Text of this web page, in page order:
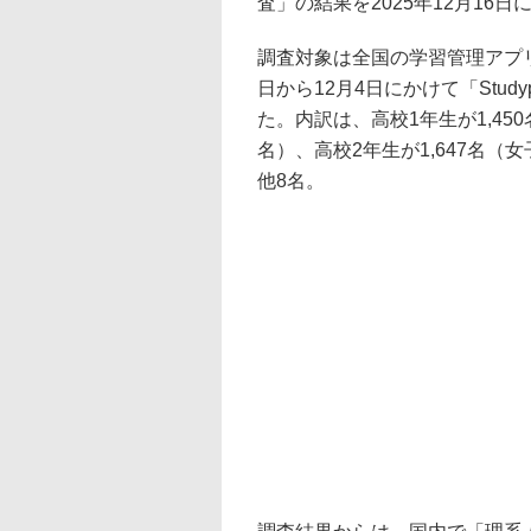
調査対象は全国の学習管理ア
日から12月4日にかけて「
た。内訳は、高校1年生が
名）、高校2年生が1,647名（
他8名。